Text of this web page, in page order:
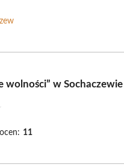
wolności” w Sochaczewie
11